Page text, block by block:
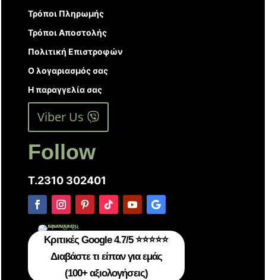
Τρόποι Πληρωμής
Τρόποι Αποστολής
Πολιτική Επιστροφών
Ο λογαριασμός σας
Η παραγγελία σας
Viber Us
Follow
T.2310 302401
Κριτικές Google 4.7/5 ⭐⭐⭐⭐⭐
Διαβάστε τι είπαν για εμάς
(100+ αξιολογήσεις)